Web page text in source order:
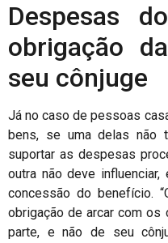
Despesas
obrigação
seu cônjuge
Já no caso de pessoas
bens, se uma delas não
suportar as despesas
outra não deve
concessão do benefício.
obrigação de arcar com
parte, e não de seu